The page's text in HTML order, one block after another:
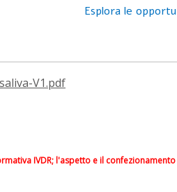
Esplora le
V1.pdf
IVDR; l'aspetto e il